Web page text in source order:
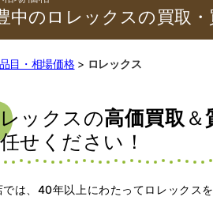
中のロレックスの買取
目・相場価格 ロレックス
ックスの高価買取 ＆
せください！
では、40年以上にわたってロレックス